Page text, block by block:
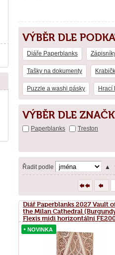
VÝBĚR DLE
Diáře Paperblanks
Tašky na dokumenty
Puzzle a washi pásky Hrací
VÝBĚR DLE
Paperblanks Treston
Řadit podle ▲
Diář Paperblanks 2027 Vault
the Milan Cathedral
Flexis midi horizontální
NOVINKA
NOVINKA